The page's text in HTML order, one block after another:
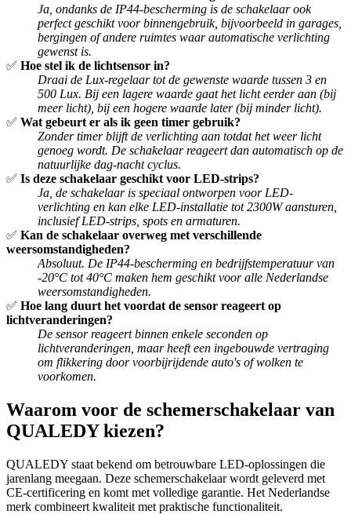
Ja, ondanks de IP44-bescherming is de schakelaar ook
perfect geschikt voor binnengebruik, bijvoorbeeld in garages,
bergingen of andere ruimtes waar automatische verlichting
gewenst is.
✅ Hoe stel ik de lichtsensor in?
Draai de Lux-regelaar tot de gewenste waarde tussen 3 en
500 Lux. Bij een lagere waarde gaat het licht eerder aan (bij
meer licht), bij een hogere waarde later (bij minder licht).
✅ Wat gebeurt er als ik geen timer gebruik?
Zonder timer blijft de verlichting aan totdat het weer licht
genoeg wordt. De schakelaar reageert dan automatisch op de
natuurlijke dag-nacht cyclus.
✅ Is deze schakelaar geschikt voor LED-strips?
Ja, de schakelaar is speciaal ontworpen voor LED-
verlichting en kan elke LED-installatie tot 2300W aansturen,
inclusief LED-strips, spots en armaturen.
✅ Kan de schakelaar overweg met verschillende
weersomstandigheden?
Absoluut. De IP44-bescherming en bedrijfstemperatuur van
-20°C tot 40°C maken hem geschikt voor alle Nederlandse
weersomstandigheden.
✅ Hoe lang duurt het voordat de sensor reageert op
lichtveranderingen?
De sensor reageert binnen enkele seconden op
lichtveranderingen, maar heeft een ingebouwde vertraging
om flikkering door voorbijrijdende auto's of wolken te
voorkomen.
Waarom voor de schemerschakelaar van
QUALEDY kiezen?
QUALEDY staat bekend om betrouwbare LED-oplossingen die
jarenlang meegaan. Deze schemerschakelaar wordt geleverd met
CE-certificering en komt met volledige garantie. Het Nederlandse
merk combineert kwaliteit met praktische functionaliteit.